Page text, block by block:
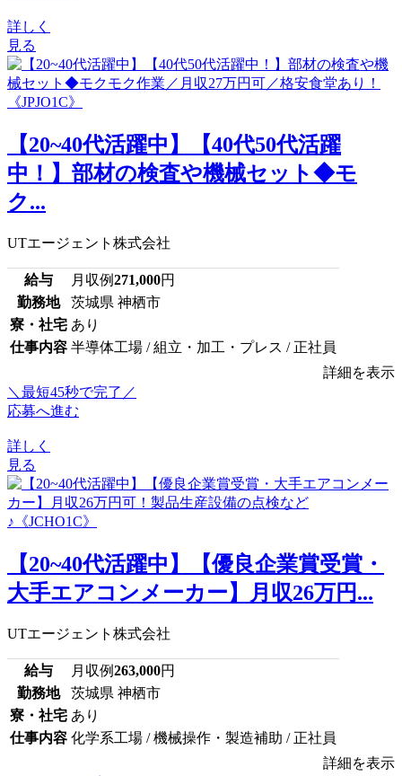
詳しく
見る
【20~40代活躍中】【40代50代活躍
中！】部材の検査や機械セット◆モ
ク...
UTエージェント株式会社
給与 月収例271,000円
勤務地
茨城県 神栖市
寮・社宅 あり
仕事内容 半導体工場 / 組立・加工・プレス / 正社員
詳細を表示
＼最短45秒で完了／
応募へ進む
詳しく
見る
【20~40代活躍中】【優良企業賞受賞・
大手エアコンメーカー】月収26万円...
UTエージェント株式会社
給与 月収例263,000円
勤務地
茨城県 神栖市
寮・社宅 あり
仕事内容 化学系工場 / 機械操作・製造補助 / 正社員
詳細を表示